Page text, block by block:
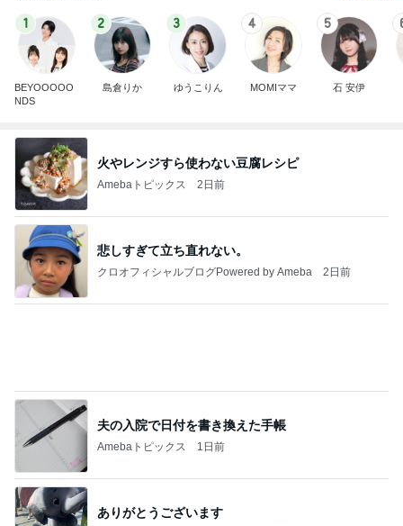
1
BEYOOOOO
NDS
2
島倉りか
3
ゆうこりん
4
MOMIママ
5
石 安伊
火やレンジすら使わない豆腐レシピ
Amebaトピックス 2日前
悲しすぎて立ち直れない。
クロオフィシャルブログPowered by Ameba 2日前
ありがとうございます
市川團十郎白猿オフィシャルB
この人の言う子どもたちに入った娘